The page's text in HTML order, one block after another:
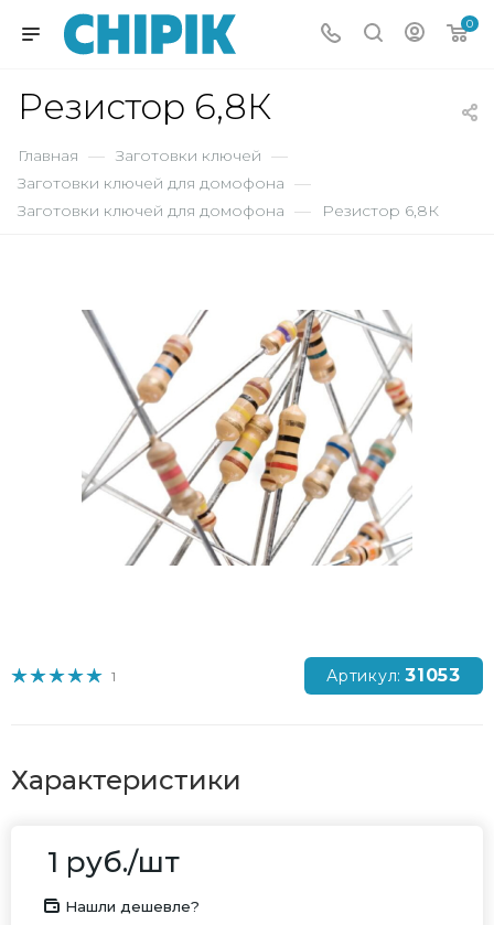
0
Резистор 6,8К
Главная — Заготовки ключей —
Заготовки ключей для домофона —
Заготовки ключей для домофона — Резистор 6,8К
1 Артикул: 31053
Характеристики
1 руб./шт
Нашли дешевле?